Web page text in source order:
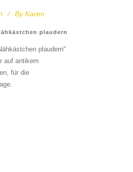
By Karen
plaudern
plaudern"
auf antikem
für die